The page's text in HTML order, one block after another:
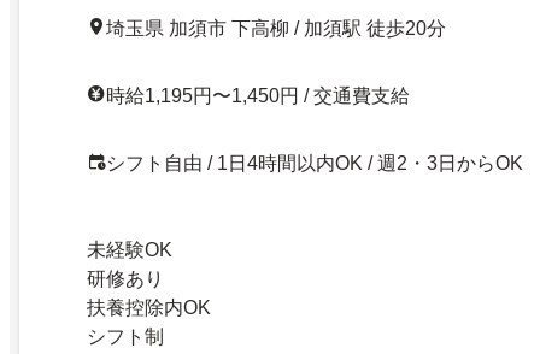
埼玉県 加須市 下高柳 / 加須駅 徒歩20分
時給1,195円〜1,450円 / 交通費支給
シフト自由 / 1日4時間以内OK / 週2・3日からOK
未経験OK
研修あり
扶養控除内OK
シフト制